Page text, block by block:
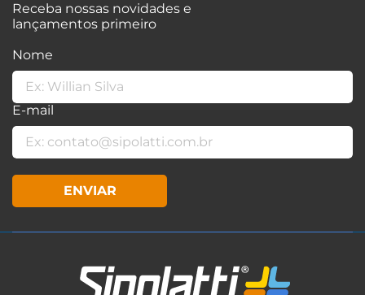
Receba nossas novidades e
lançamentos primeiro
Nome
E-mail
ENVIAR